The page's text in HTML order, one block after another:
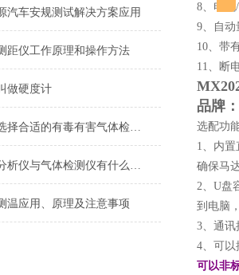
汽车安规测试解决方案应用
距仪工作原理和操作方法
做硬度计
如何选择合适的有毒有害气体检测仪
气体分析仪与气体检测仪有什么区别
温应用、原理及注意事项
8、电流
9、自动
10、带
11、断
品牌
选配功
1、内
确保马
2、U盘
到电脑
3、通讯
4、可以
可以非